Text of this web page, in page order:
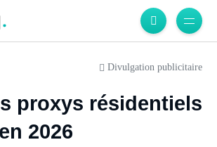
Divulgation publicitaire
proxys résidentiels
2026